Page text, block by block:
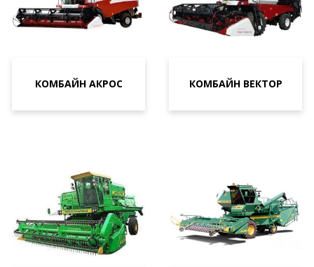
КОМБАЙН АКРОС КОМБАЙН ВЕКТОР